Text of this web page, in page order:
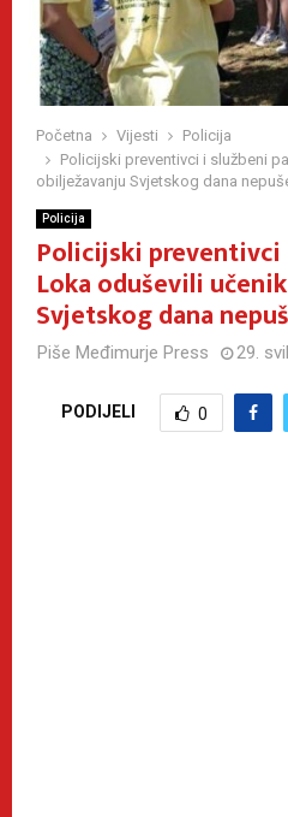
Početna Vijesti
Policija
Policijski preventivci i službeni
obilježavanju Svjetskog dana
Policija
Policijski preventivci
Loka oduševili
Svjetskog dana
Piše Međimurje Press 29.
PODIJELI 0